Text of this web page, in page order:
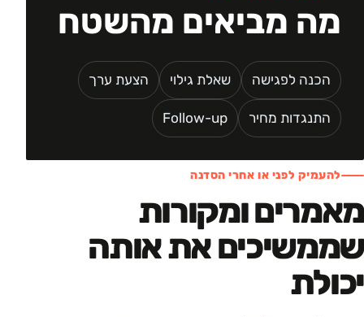
מה מביאים מהשטח
הכנה לפגישה שאלת גילוי הצעת ערך
התנגדות מחיר Follow-up
להעמיק לפני או אחרי הסדנה
מאמרים ומקורות
שממשיכים את אותה
יכולת